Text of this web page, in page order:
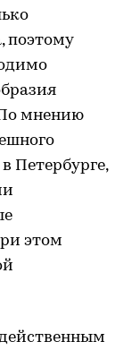
поэтому
мнению
Петербурге,
этом